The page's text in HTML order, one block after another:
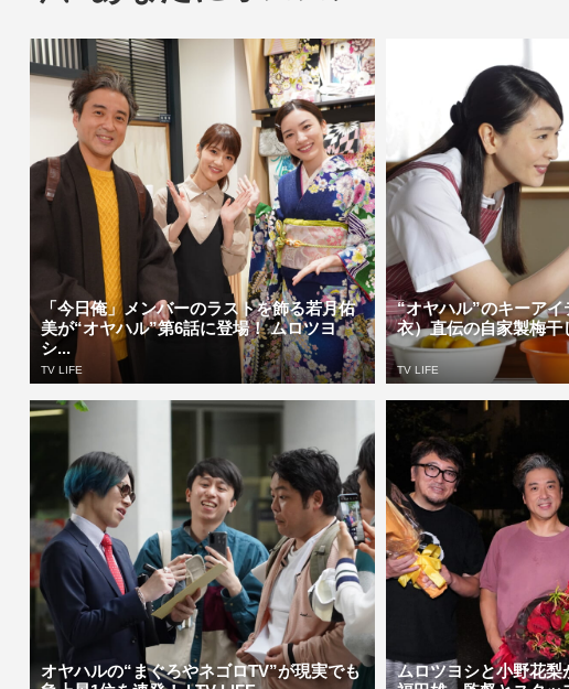
「今日俺」メンバーのラストを飾る若月佑
美が“オヤハル”第6話に登場！ ムロツヨ
シ...
TV LIFE
“オヤハル”のキーア
衣）直伝の自家製梅干
TV LIFE
オヤハルの“まぐろやネゴロTV”が現実でも
ムロツヨシと小野花梨